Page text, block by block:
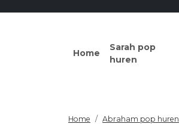
Home
Sarah pop
huren
Home Abraham pop huren